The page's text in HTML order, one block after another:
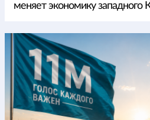
меняет экономику западного